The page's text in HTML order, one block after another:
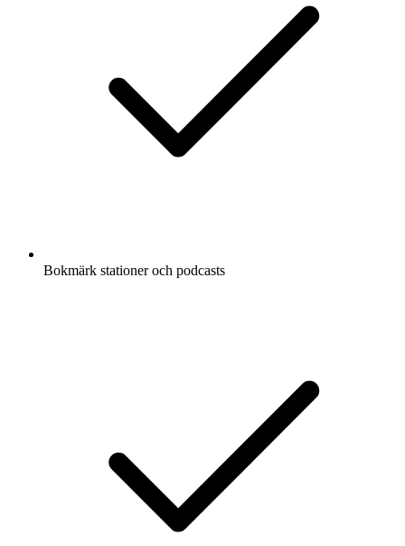
Bokmärk stationer och podcasts